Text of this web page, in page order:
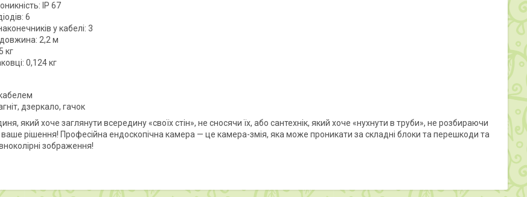
IP 67
6
у кабелі: 3
2,2 м
кг
0,124 кг
дзеркало, гачок
який хоче заглянути всередину «своїх стін», не сносячи їх, або сантехнік, який хоче «нухнути в труби», не розбираючи
ваше рішення! Професійна ендоскопічна камера — це камера-змія, яка може проникати за складні блоки та перешкоди та
зображення!